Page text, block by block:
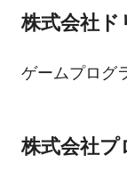
株式会社
ゲームプログ
株式会社